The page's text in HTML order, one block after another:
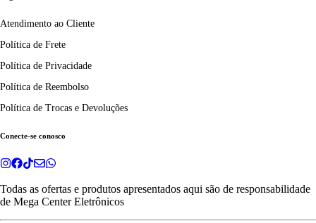
Atendimento ao Cliente
Política de Frete
Política de Privacidade
Política de Reembolso
Política de Trocas e Devoluções
Conecte-se conosco
Todas as ofertas e produtos apresentados aqui são de responsabilidade
de Mega Center Eletrônicos